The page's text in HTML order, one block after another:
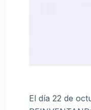
El día 22 de